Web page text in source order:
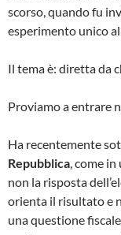
scorso, quando fu
esperimento unico
Il tema è: diretta da
Proviamo a entrare
Ha recentemente
Repubblica , come
non la risposta
orienta il risultato e
una questione